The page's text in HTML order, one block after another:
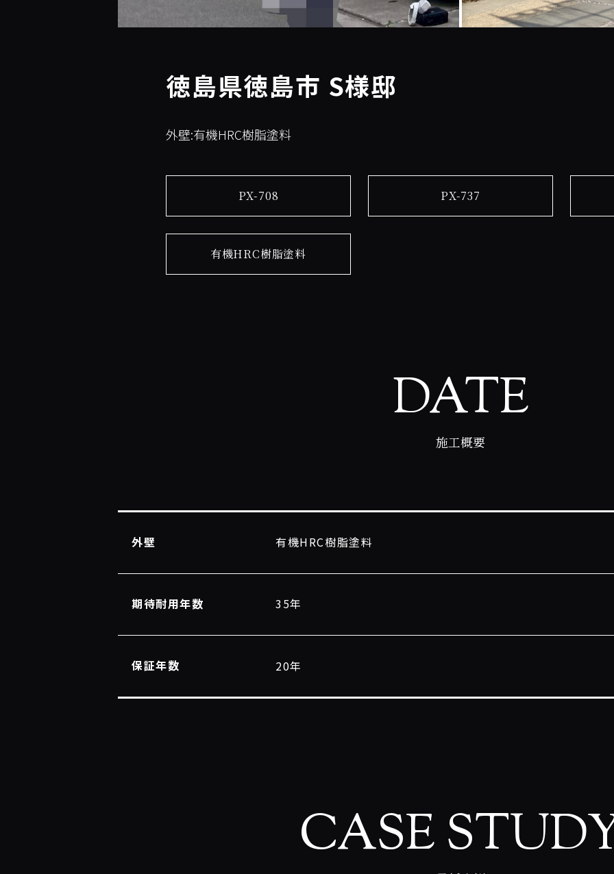
徳島県徳島市 S様邸
外壁:有機HRC樹脂塗料
PX-708 PX-737
有機HRC樹脂塗料
DATE
施工概要
外壁 有機HRC樹脂塗料
期待耐用年数 35年
保証年数 20年
CASE